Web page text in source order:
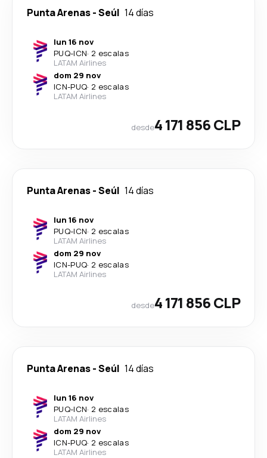
Punta Arenas-Seúl 14 días
lun 16 nov
PUQ-ICN· 2 escalas
LATAM Airlines
dom 29 nov
ICN-PUQ· 2 escalas
LATAM Airlines
desde4 171 856 CLP
Punta Arenas-Seúl 14 días
lun 16 nov
PUQ-ICN· 2 escalas
LATAM Airlines
dom 29 nov
ICN-PUQ· 2 escalas
LATAM Airlines
desde4 171 856 CLP
Punta Arenas-Seúl 14 días
lun 16 nov
PUQ-ICN· 2 escalas
LATAM Airlines
dom 29 nov
ICN-PUQ· 2 escalas
LATAM Airlines